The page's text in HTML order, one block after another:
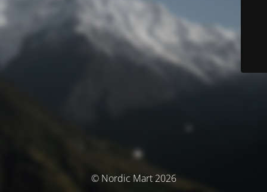
© Nordic Mart 2026